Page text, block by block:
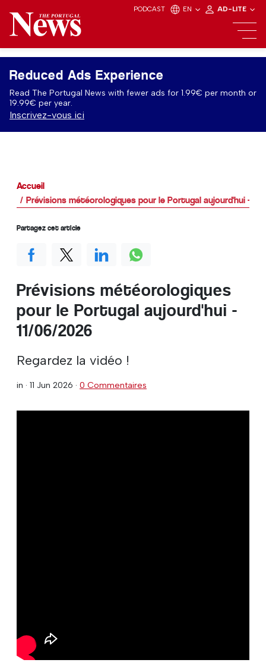
PODCAST EN AD-LITE
Reduced Ads Experience
Read The Portugal News with fewer ads for 1.99€ per month or
19.99€ per year.
Inscrivez-vous ici
Accueil
Prévisions météorologiques pour le Portugal aujourd'hui - 11/
Prévisions météorologiques
pour le Portugal aujourd'hui -
11/06/2026
Regardez la vidéo !
in · 11 Jun 2026 · 0 Commentaires
Partagez cet article